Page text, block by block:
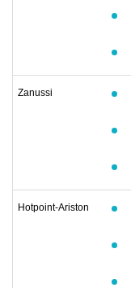
Zanussi
Hotpoint-Ariston